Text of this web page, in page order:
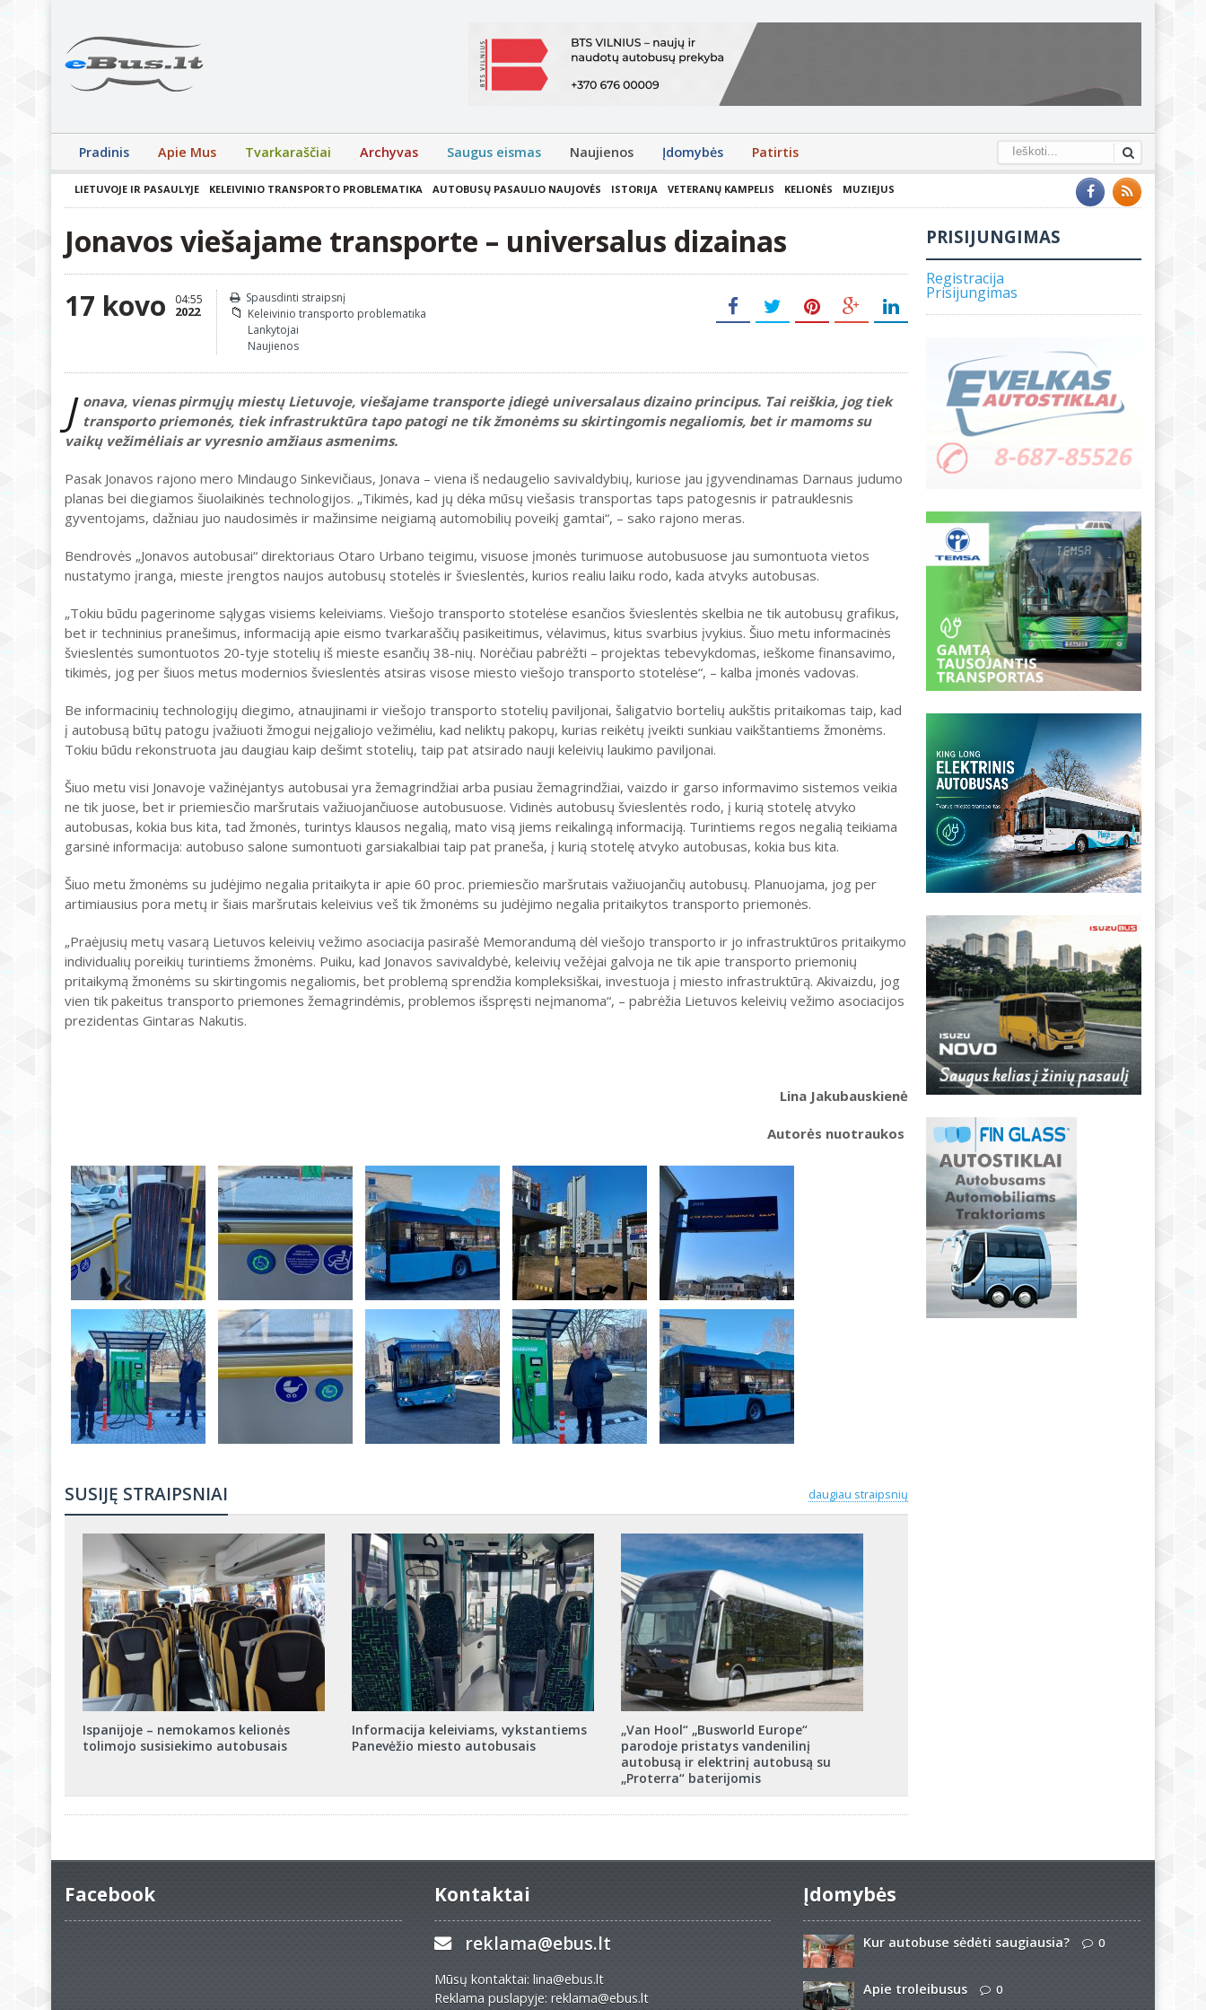
Pradinis Apie Mus Tvarkaraščiai Archyvas Saugus eismas Naujienos Įdomybės Patirtis
LIETUVOJE IR PASAULYJE KELEIVINIO TRANSPORTO PROBLEMATIKA AUTOBUSŲ PASAULIO NAUJOVĖS ISTORIJA VETERANŲ KAMPELIS KELIONĖS MUZIEJUS
Jonavos viešajame transporte – universalus dizainas
17 kovo 04:55
2022
Spausdinti straipsnį
Keleivinio transporto problematika
Lankytojai
Naujienos
J onava, vienas pirmųjų miestų Lietuvoje, viešajame transporte įdiegė universalaus dizaino principus. Tai reiškia, jog tiek
transporto priemonės, tiek infrastruktūra tapo patogi ne tik žmonėms su skirtingomis negaliomis, bet ir mamoms su
vaikų vežimėliais ar vyresnio amžiaus asmenims.
Pasak Jonavos rajono mero Mindaugo Sinkevičiaus, Jonava – viena iš nedaugelio savivaldybių, kuriose jau įgyvendinamas Darnaus judumo
planas bei diegiamos šiuolaikinės technologijos. „Tikimės, kad jų dėka mūsų viešasis transportas taps patogesnis ir patrauklesnis
gyventojams, dažniau juo naudosimės ir mažinsime neigiamą automobilių poveikį gamtai“, – sako rajono meras.
Bendrovės „Jonavos autobusai“ direktoriaus Otaro Urbano teigimu, visuose įmonės turimuose autobusuose jau sumontuota vietos
nustatymo įranga, mieste įrengtos naujos autobusų stotelės ir švieslentės, kurios realiu laiku rodo, kada atvyks autobusas.
„Tokiu būdu pagerinome sąlygas visiems keleiviams. Viešojo transporto stotelėse esančios švieslentės skelbia ne tik autobusų grafikus,
bet ir techninius pranešimus, informaciją apie eismo tvarkaraščių pasikeitimus, vėlavimus, kitus svarbius įvykius. Šiuo metu informacinės
švieslentės sumontuotos 20-tyje stotelių iš mieste esančių 38-nių. Norėčiau pabrėžti – projektas tebevykdomas, ieškome finansavimo,
tikimės, jog per šiuos metus modernios švieslentės atsiras visose miesto viešojo transporto stotelėse“, – kalba įmonės vadovas.
Be informacinių technologijų diegimo, atnaujinami ir viešojo transporto stotelių paviljonai, šaligatvio bortelių aukštis pritaikomas taip, kad
į autobusą būtų patogu įvažiuoti žmogui neįgaliojo vežimėliu, kad neliktų pakopų, kurias reikėtų įveikti sunkiau vaikštantiems žmonėms.
Tokiu būdu rekonstruota jau daugiau kaip dešimt stotelių, taip pat atsirado nauji keleivių laukimo paviljonai.
Šiuo metu visi Jonavoje važinėjantys autobusai yra žemagrindžiai arba pusiau žemagrindžiai, vaizdo ir garso informavimo sistemos veikia
ne tik juose, bet ir priemiesčio maršrutais važiuojančiuose autobusuose. Vidinės autobusų švieslentės rodo, į kurią stotelę atvyko
autobusas, kokia bus kita, tad žmonės, turintys klausos negalią, mato visą jiems reikalingą informaciją. Turintiems regos negalią teikiama
garsinė informacija: autobuso salone sumontuoti garsiakalbiai taip pat praneša, į kurią stotelę atvyko autobusas, kokia bus kita.
Šiuo metu žmonėms su judėjimo negalia pritaikyta ir apie 60 proc. priemiesčio maršrutais važiuojančių autobusų. Planuojama, jog per
artimiausius pora metų ir šiais maršrutais keleivius veš tik žmonėms su judėjimo negalia pritaikytos transporto priemonės.
„Praėjusių metų vasarą Lietuvos keleivių vežimo asociacija pasirašė Memorandumą dėl viešojo transporto ir jo infrastruktūros pritaikymo
individualių poreikių turintiems žmonėms. Puiku, kad Jonavos savivaldybė, keleivių vežėjai galvoja ne tik apie transporto priemonių
pritaikymą žmonėms su skirtingomis negaliomis, bet problemą sprendžia kompleksiškai, investuoja į miesto infrastruktūrą. Akivaizdu, jog
vien tik pakeitus transporto priemones žemagrindėmis, problemos išspręsti neįmanoma“, – pabrėžia Lietuvos keleivių vežimo asociacijos
prezidentas Gintaras Nakutis.
Lina Jakubauskienė
Autorės nuotraukos
daugiau straipsnių
SUSIJĘ STRAIPSNIAI
Ispanijoje – nemokamos kelionės
tolimojo susisiekimo autobusais
Informacija keleiviams, vykstantiems
Panevėžio miesto autobusais
„Van Hool“ „Busworld Europe“
parodoje pristatys vandenilinį
autobusą ir elektrinį autobusą su
„Proterra“ baterijomis
PRISIJUNGIMAS
Registracija
Prisijungimas
Facebook Kontaktai
reklama@ebus.lt
Mūsų kontaktai: lina@ebus.lt
Reklama puslapyje: reklama@ebus.lt
Įdomybės
Kur autobuse sėdėti saugiausia? 0
Apie troleibusus 0